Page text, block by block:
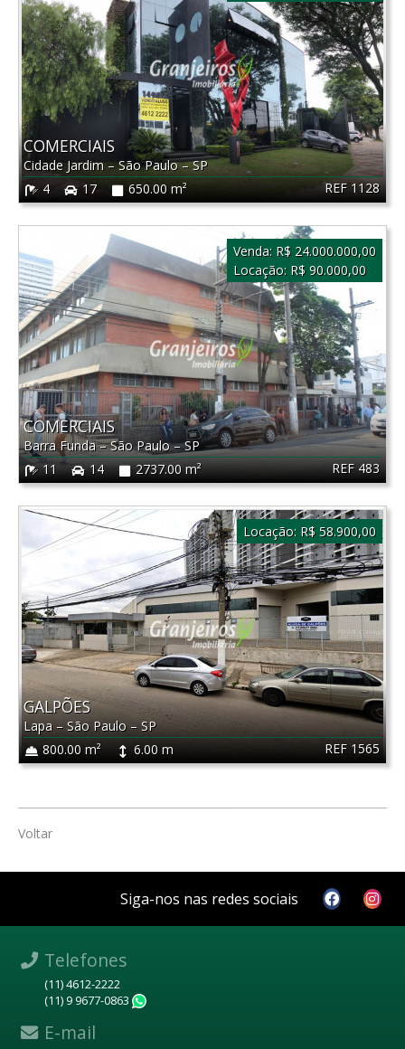
REF 1128
COMERCIAIS
Cidade Jardim–São Paulo–SP
4
17 650.00 m²
REF 483
COMERCIAIS
Barra Funda–São Paulo–SP
11
14 2737.00 m²
Venda: R$ 24.000.000,00
Locação: R$ 90.000,00
REF 1565
GALPÕES
Lapa – São Paulo –SP
800.00 m²
6.00 m
Locação: R$ 58.900,00
Voltar
Siga-nos nas redes sociais
Telefones
(11) 4612-2222
(11) 9 9677-0863
E-mail